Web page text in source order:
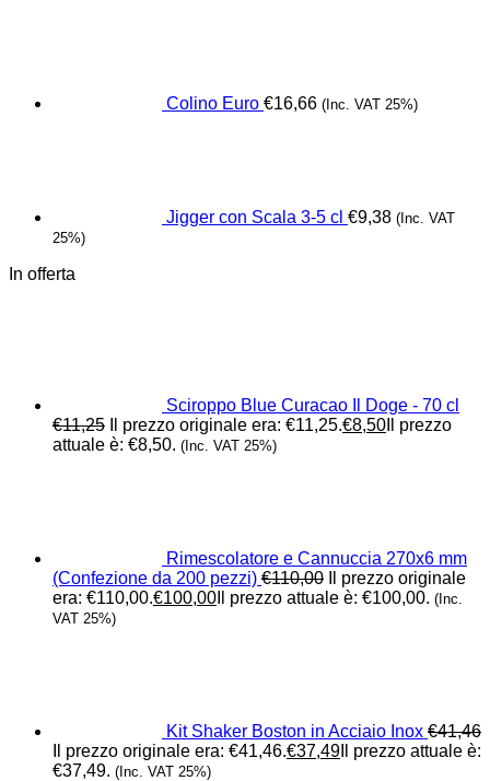
Colino Euro €16,66 (Inc. VAT 25%)
Jigger con Scala 3-5 cl €9,38 (Inc. VAT
25%)
In offerta
Sciroppo Blue Curacao Il Doge - 70 cl
€11,25 Il prezzo originale era: €11,25.€8,50 Il prezzo
attuale è: €8,50. (Inc. VAT 25%)
Rimescolatore e Cannuccia 270x6 mm
(Confezione da 200 pezzi) €110,00
Il prezzo originale
era: €110,00.€100,00 Il prezzo attuale è: €100,00. (Inc.
VAT 25%)
Kit Shaker Boston in Acciaio Inox €41,46
Il prezzo originale era: €41,46.€37,49 Il prezzo attuale è:
€37,49. (Inc. VAT 25%)